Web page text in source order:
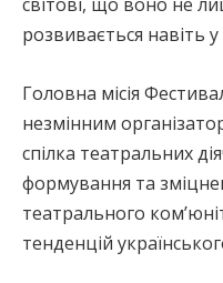
розвивається навіть
Головна місія
незмінним
спілка театральних
формування та
театрального
тенденцій